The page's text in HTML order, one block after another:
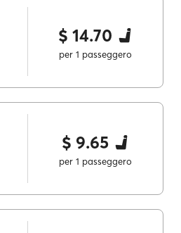
$ 14.70
per 1 passeggero
$ 9.65
per 1 passeggero